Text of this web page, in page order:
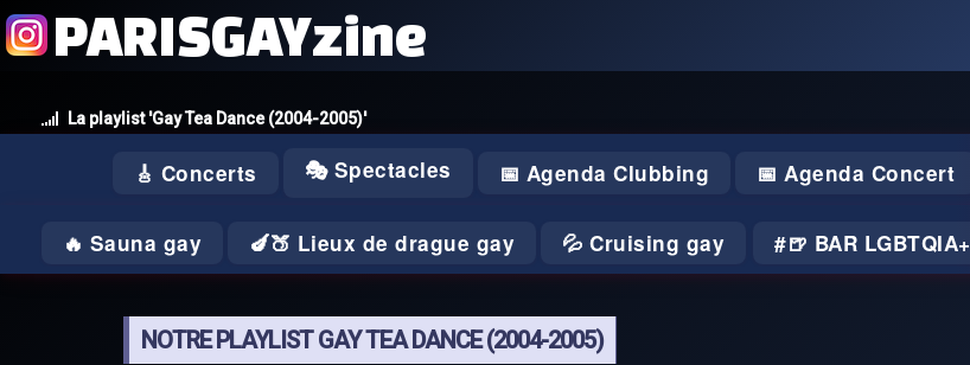
La playlist 'Gay Tea Dance (2004-2005)'
PARISGAYzine
🎸 Concerts 🎭 Spectacles 📅 Agenda Clubbing 📅 Agenda Concert
🔥 Sauna gay 🍆🍑 Lieux de drague gay 💦 Cruising gay 🍺 BAR LGBTQIA+
NOTRE PLAYLIST GAY TEA DANCE (2004-2005)